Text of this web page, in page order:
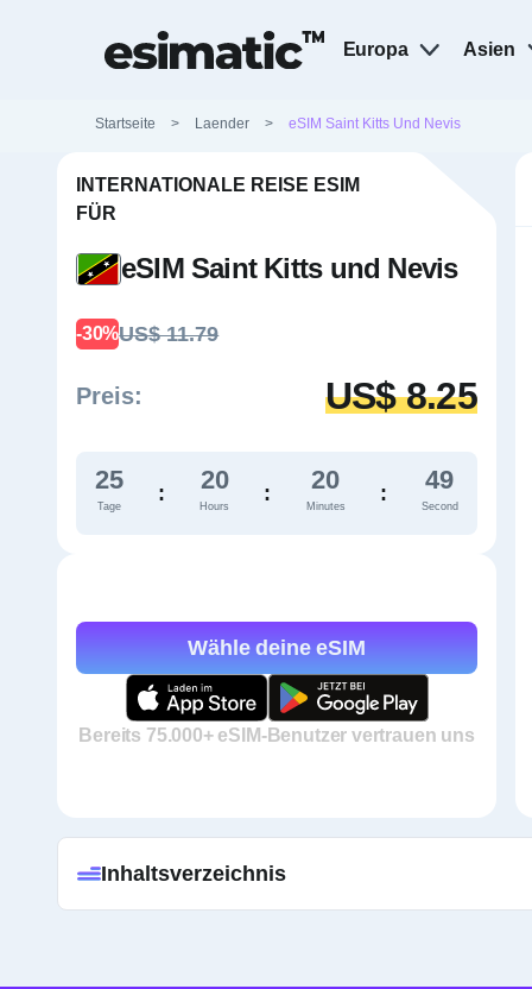
Europa Asien
Startseite > Laender > eSIM Saint Kitts Und Nevis
INTERNATIONALE REISE ESIM
FÜR
eSIM Saint Kitts und Nevis
-30%US$ 11.79
Preis: US$ 8.25
25
Tage
: 20
Hours
: 20
Minutes
: 48
Second
Wähle deine eSIM
Bereits 75.000+ eSIM-Benutzer vertrauen uns
Inhaltsverzeichnis